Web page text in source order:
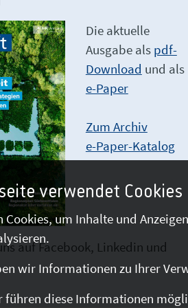
Die aktuelle
Ausgabe als pdf-
Download und als
e-Paper
Zum Archiv
e-Paper-Katalog
auf Facebook, Linkedin und
verwendet Cookies
Cookies, um Inhalte und
wir Informationen zu Ihrer
führen diese Informationen